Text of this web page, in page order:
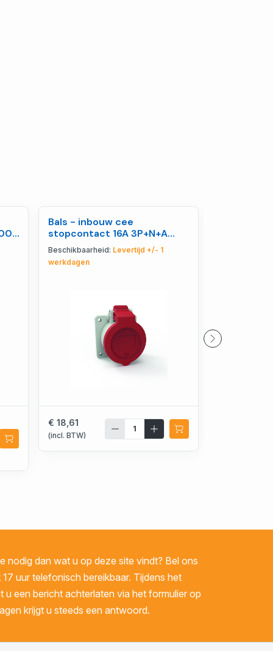
Bals - inbouw cee
stopcontact 16A 3P+N+A
400V IP54, quick connect I -
1320011
Beschikbaarheid: Levertijd +/- 1
werkdagen
€ 18,61
(incl. BTW)
nodig dan wat u op deze site vindt? Bel ons
uur telefonisch bereikbaar. Tijdens het
een bericht achterlaten via het formulier op
krijgt u steeds een antwoord.